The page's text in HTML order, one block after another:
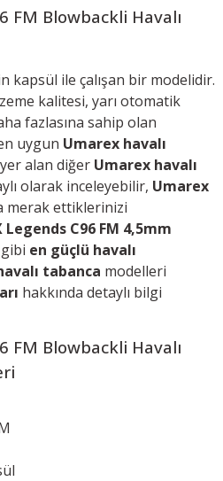
FM Blowbackli Havalı
kapsül ile çalışan bir modelidir.
kalitesi, yarı otomatik
fazlasına sahip olan
uygun Umarex havalı
alan diğer Umarex havalı
olarak inceleyebilir, Umarex
merak ettiklerinizi
Legends C96 FM 4,5mm
gibi en güçlü havalı
tabanca modelleri
hakkında detaylı bilgi
FM Blowbackli Havalı